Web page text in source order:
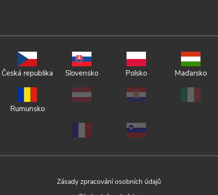
Česká republika Slovensko Polsko Maďarsko
Rumunsko
Zásady zpracování osobních údajů